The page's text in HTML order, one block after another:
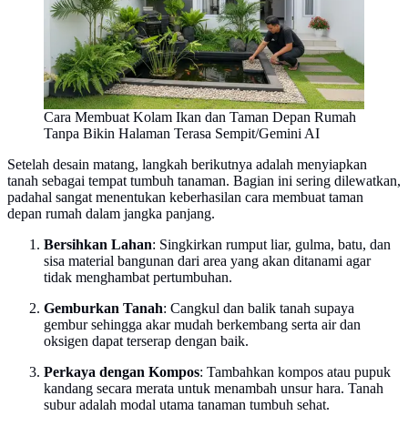
Cara Membuat Kolam Ikan dan Taman Depan Rumah
Tanpa Bikin Halaman Terasa Sempit/Gemini AI
Setelah desain matang, langkah berikutnya adalah menyiapkan
tanah sebagai tempat tumbuh tanaman. Bagian ini sering dilewatkan,
padahal sangat menentukan keberhasilan cara membuat taman
depan rumah dalam jangka panjang.
Bersihkan Lahan: Singkirkan rumput liar, gulma, batu, dan
sisa material bangunan dari area yang akan ditanami agar
tidak menghambat pertumbuhan.
Gemburkan Tanah: Cangkul dan balik tanah supaya
gembur sehingga akar mudah berkembang serta air dan
oksigen dapat terserap dengan baik.
Perkaya dengan Kompos: Tambahkan kompos atau pupuk
kandang secara merata untuk menambah unsur hara. Tanah
subur adalah modal utama tanaman tumbuh sehat.